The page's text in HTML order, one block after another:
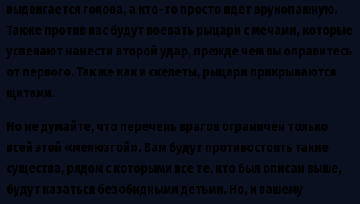
выдвигается голова, а кто-то просто идет врукопашную.
Также против вас будут воевать рыцари с мечами, которые
успевают нанести второй удар, прежде чем вы оправитесь
от первого. Так же как и скелеты, рыцари прикрываются
щитами.
Но не думайте, что перечень врагов ограничен только
всей этой «мелюзгой». Вам будут противостоять такие
существа, рядом с которыми все те, кто был описан выше,
будут казаться безобидными детьми. Но, к вашему